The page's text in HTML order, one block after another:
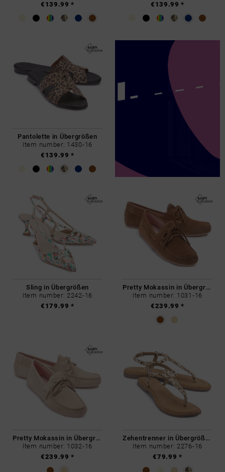
€139.99 *
€139.99 *
Pantolette in Übergrößen
Item number: 1430-16
€139.99 *
Sling in Übergrößen
Item number: 2242-16
€179.99 *
Pretty Mokassin in Übergrößen
Item number: 1031-16
€239.99 *
Pretty Mokassin in Übergrößen
Item number: 1032-16
€239.99 *
Zehentrenner in Übergrößen
Item number: 2276-16
€79.99 *